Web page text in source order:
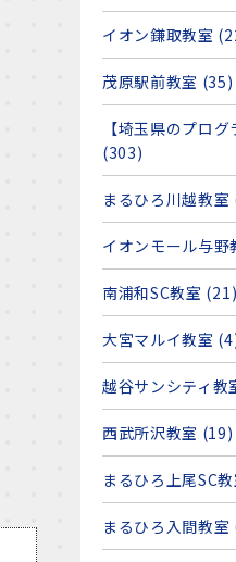
イオン鎌取教室
茂原駅前教室 (35)
【埼玉県のプロ
(303)
まるひろ川越教室
イオンモール与野
南浦和SC教室 (21)
大宮マルイ教室
越谷サンシティ教
西武所沢教室 (19)
まるひろ上尾SC
まるひろ入間教室